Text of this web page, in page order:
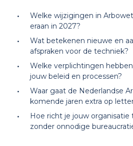
Welke wijzigingen in
eraan in 2027?
Wat betekenen nieuwe en
afspraken voor de techniek?
Welke verplichtingen
jouw beleid en processen?
Waar gaat de Nederlandse
komende jaren extra op
Hoe richt je jouw
zonder onnodige